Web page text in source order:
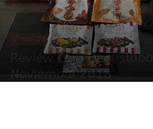
Finalizado
Review Caja Degustabox
Noviembre 2018